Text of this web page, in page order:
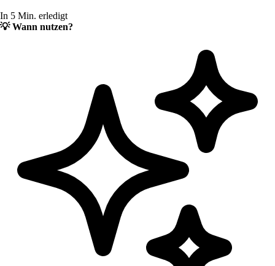
In 5 Min. erledigt
💡Wann nutzen?